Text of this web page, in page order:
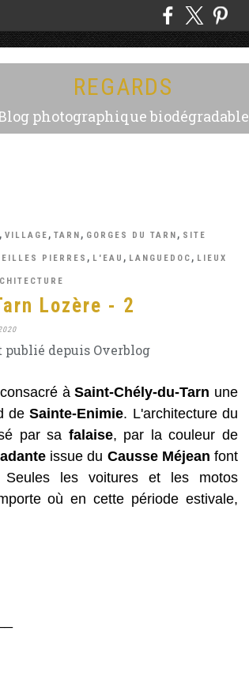
REGARDS
photographique biodégradable
, VILLAGE , TARN , GORGES DU TARN , SITE
PIERRES , L'EAU , LANGUEDOC , LIEUX
Lozère - 2
publié depuis Overblog
àSaint-Chély-du-Tarn une
deSainte-Enimie. L'architecture du
par sa falaise, par la couleur de
issue du Causse Méjean font
Seules les voitures et les motos
où en cette période estivale,